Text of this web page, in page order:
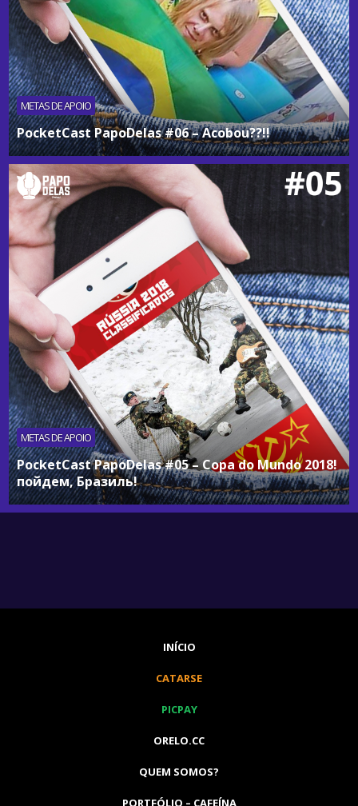
METAS DE APOIO
PocketCast PapoDelas #06 – Acobou??!!
METAS DE APOIO
PocketCast PapoDelas #05 – Copa do Mundo 2018!
пойдем, Бразиль!
INÍCIO
CATARSE
PICPAY
ORELO.CC
QUEM SOMOS?
PORTFÓLIO – CAFEÍNA